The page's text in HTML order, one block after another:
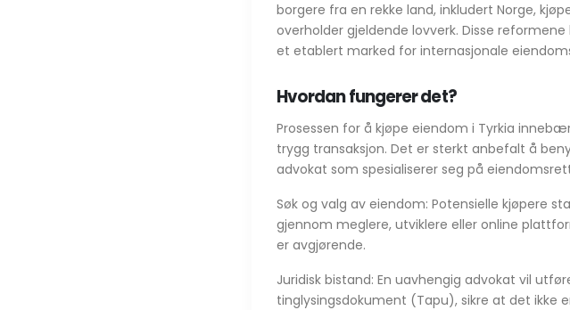
borgere fra en rekke land, inkludert Norge,
overholder gjeldende lovverk. Disse
et etablert marked for internasjonale
Hvordan fungerer det?
Prosessen for å kjøpe eiendom i Tyrkia
trygg transaksjon. Det er sterkt anbefalt å
advokat som spesialiserer seg på
Søk og valg av eiendom: Potensielle kjøpere
gjennom meglere, utviklere eller online
er avgjørende.
Juridisk bistand: En uavhengig advokat vil
tinglysingsdokument (Tapu), sikre at det ikke